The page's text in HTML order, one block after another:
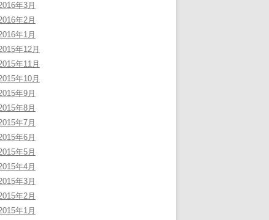
年3月
年2月
年1月
年12月
年11月
年10月
年9月
年8月
年7月
年6月
年5月
年4月
年3月
年2月
年1月